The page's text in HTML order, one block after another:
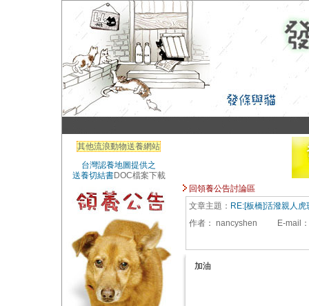
其他流浪動物送養網站
台灣認養地圖提供之
送養切結書DOC檔案下載
回領養公告討論區
文章主題： RE:[板橋]活潑親人虎
作者： nancyshen E-mail ：
加油